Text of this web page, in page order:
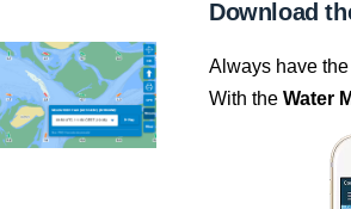
Download
Always have
With the Water